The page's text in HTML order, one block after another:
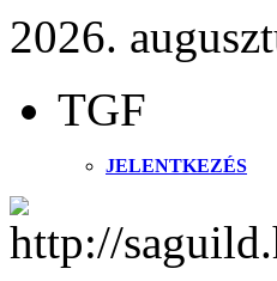
2026.
TGF
JELENTKEZÉS